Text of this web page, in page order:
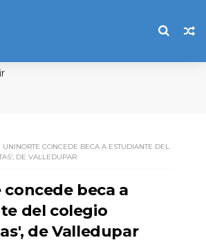
UNINORTE CONCEDE BECA A ESTUDIANTE DEL
DE VALLEDUPAR
beca a
del colegio
de Valledupar